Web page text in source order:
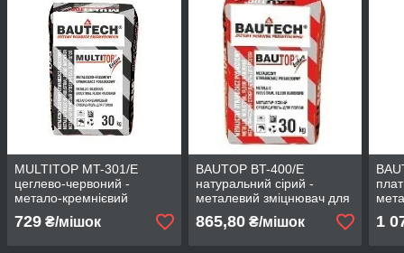
MULTITOP MT-301/Е
цеглево-червоний -
метало-кремнієвий
стверджувач для підлог
729 ₴/мішок
BAUTOP BT-400/Е
натуральний сірий -
металевий зміцнювач для
підлог
865,80₴/мішок 1